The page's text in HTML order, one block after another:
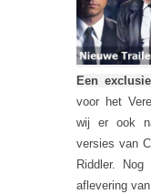
Een
voor het
wij er ook
versies van
Riddler.
aflevering